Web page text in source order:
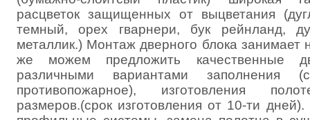
расцветок защищенных от выцветания
темный, орех гварнери, бук рейнланд,
металлик.) Монтаж дверного блока занимает
же можем предложить качественные
различными вариантами заполнения
противопожарное), изготовления
размеров.(срок изготовления от 10-ти